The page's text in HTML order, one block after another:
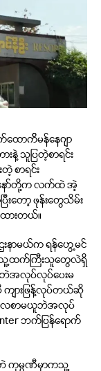
ထောက်ိမန်နေဂျာ
သူပြတဲ့စာရင်း
စာရင်း
နော်တို့က လက်ထဲ အဲ့
ြီးတော့ ဖုန်းတွေသိမ်း
ားတယ်။
နာမယ်က ရန်ဟွေ့မင်
သူ့ထက်ကြီးသူတွေလဲရှိ
ဘဲအလုပ်လုပ်ပေးမ
ကျားဖြန့်လုပ်တယ်ဆို
လစာမယူဘဲအလုပ်
ဘက်ပြန်ရောက်
ဘဲ ကုမ္ပဏီမှာကသူ့